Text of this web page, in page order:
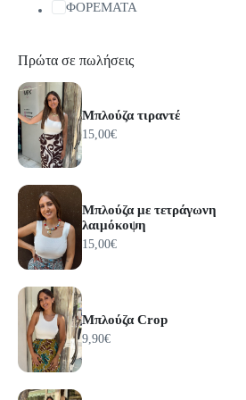
ΦΟΡΕΜΑΤΑ
Πρώτα σε πωλήσεις
Μπλούζα τιραντέ
15,00€
Μπλούζα με τετράγωνη
λαιμόκοψη
15,00€
Μπλούζα Crop
9,90€